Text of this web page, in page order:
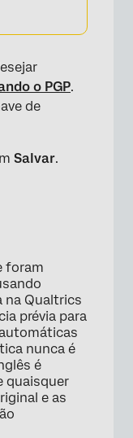
o PGP.
de
Salvar.
foram
na Qualtrics
prévia para
nunca é
é
quaisquer
e as